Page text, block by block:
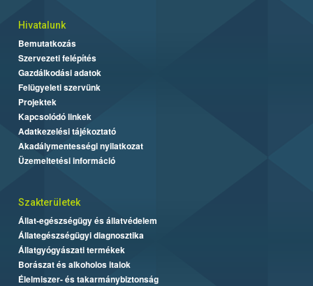
Hivatalunk
Bemutatkozás
Szervezeti felépítés
Gazdálkodási adatok
Felügyeleti szervünk
Projektek
Kapcsolódó linkek
Adatkezelési tájékoztató
Akadálymentességi nyilatkozat
Üzemeltetési információ
Szakterületek
Állat-egészségügy és állatvédelem
Állategészségügyi diagnosztika
Állatgyógyászati termékek
Borászat és alkoholos italok
Élelmiszer- és takarmánybiztonság